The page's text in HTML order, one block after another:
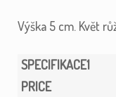
Výška 5 cm. Květ